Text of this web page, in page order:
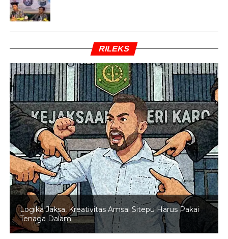
tekadnya kian bulat untuk masuk ke
tak ingin membebani ibunya untuk membayar sekolahnya
lagi, ia berharap dapat melanjutkan sekolah ke jenjang
yang lebih tinggi tanpa harus mengeluarkan biaya atau
Rochmad memantapkan hatinya untuk mendaftar ke
IPDN tanpa memberitahu ibunya, ia hanya ingin ibunya
tak merasa terbebani atas keputusannya mendaftar ke
pendidikan yang lebih tinggi. Hingga hari pengumuman
penerimaan itu tiba ia baru memberitahu ibunya.
BACA JUGA Netizen Pada Luna Maya Cs: WWF
Pencitraan Padamkan Karhutla!
Kini, Rocmad berhasil lulus di IPDN. Keinginan untuk
meringankan beban ibundanya yang kini tinggal seorang
diri di Yogyakarta terpenuhi. Ia kini siap kembali ke
pangkuan ibundanya dengan rasa bangga telah menjadi
RILEKS
Logika Jaksa, Kreativitas Amsal Sitepu Harus Pakai
Tenaga Dalam